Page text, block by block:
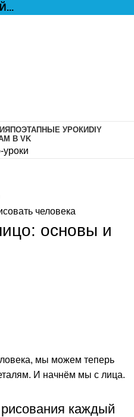
ПОЭТАПНЫЕ УРОКИ DIY
В VK
уроки
человека
основы и
, мы можем теперь
И начнём мы с лица.
каждый